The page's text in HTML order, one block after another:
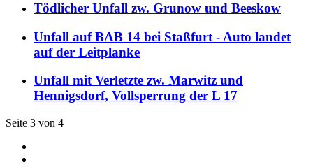
Tödlicher Unfall zw. Grunow und Beeskow
Unfall auf BAB 14 bei Staßfurt - Auto landet
auf der Leitplanke
Unfall mit Verletzte zw. Marwitz und
Hennigsdorf, Vollsperrung der L 17
Seite 3 von 4